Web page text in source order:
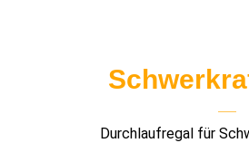
——
Durchlaufregal für